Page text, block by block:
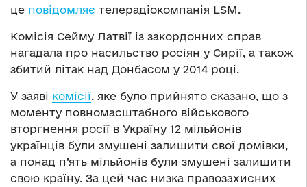
це повідомляє телерадіокомпанія LSM.
Комісія Сейму Латвії із закордонних справ
нагадала про насильство росіян у Сирії, а також
збитий літак над Донбасом у 2014 році.
У заяві комісії, яке було прийнято сказано, що з
моменту повномасштабного військового
вторгнення росії в Україну 12 мільйонів
українців були змушені залишити свої домівки,
а понад п’ять мільйонів були змушені залишити
свою країну. За цей час низка правозахисних